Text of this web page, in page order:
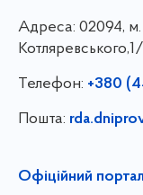
Адреса: 02094, м.
Котляревського,1/
Телефон: +380
Пошта:
Офіційний